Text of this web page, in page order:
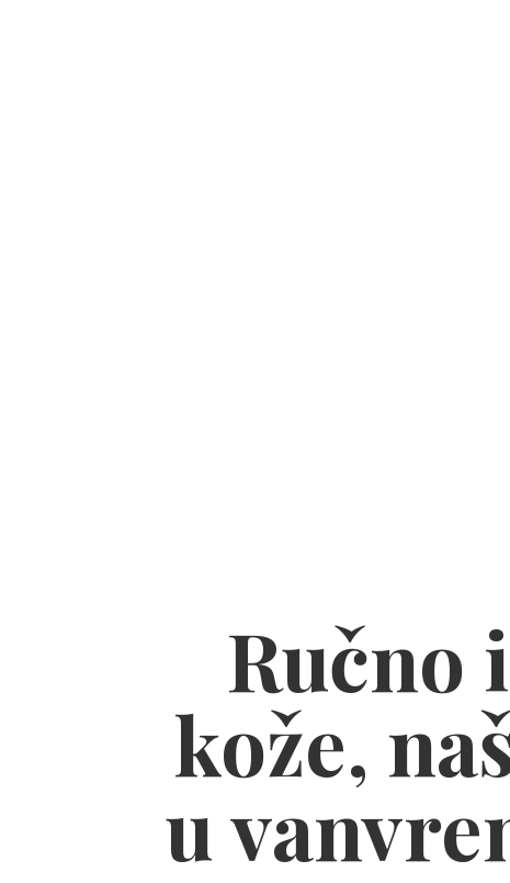
Ručno
kože,
u